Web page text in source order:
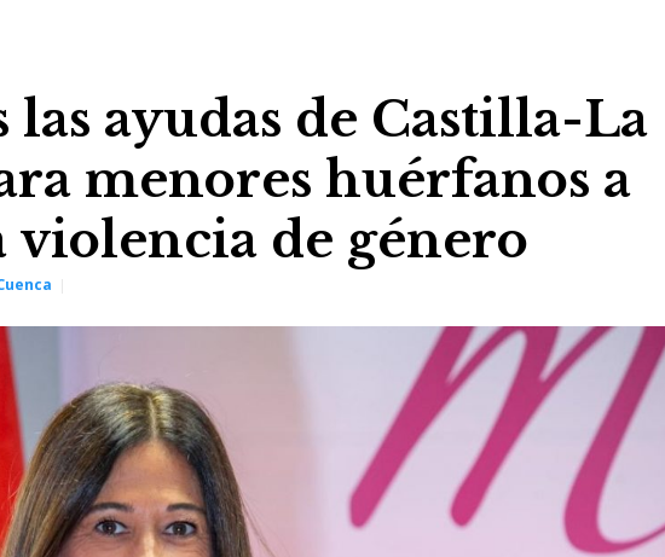
las ayudas de Castilla-La
menores huérfanos a
violencia de género